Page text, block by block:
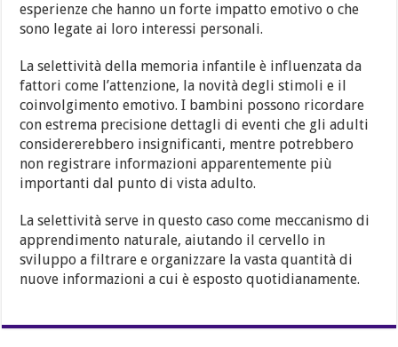
esperienze che hanno un forte impatto emotivo o che
sono legate ai loro interessi personali.
La selettività della memoria infantile è influenzata da
fattori come l’attenzione, la novità degli stimoli e il
coinvolgimento emotivo. I bambini possono ricordare
con estrema precisione dettagli di eventi che gli adulti
considererebbero insignificanti, mentre potrebbero
non registrare informazioni apparentemente più
importanti dal punto di vista adulto.
La selettività serve in questo caso come meccanismo di
apprendimento naturale, aiutando il cervello in
sviluppo a filtrare e organizzare la vasta quantità di
nuove informazioni a cui è esposto quotidianamente.